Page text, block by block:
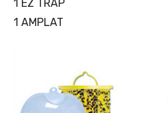
1 EZ TRAP
1 AMPLAT